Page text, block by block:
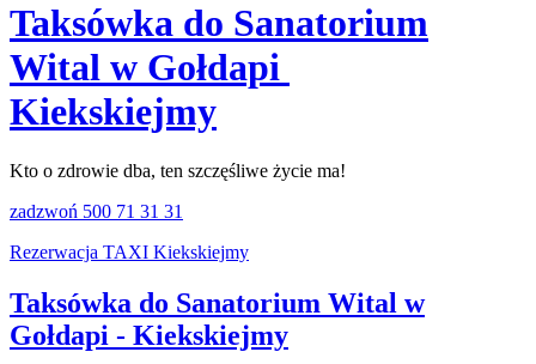
Taksówka do Sanatorium
Wital w Gołdapi
Kiekskiejmy
Kto o zdrowie dba, ten szczęśliwe życie ma!
zadzwoń 500 71 31 31
Rezerwacja TAXI Kiekskiejmy
Taksówka do Sanatorium Wital w
Gołdapi - Kiekskiejmy